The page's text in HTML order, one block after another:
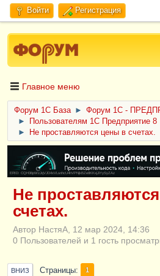
Войти Регистрация
Главное меню
Форум 1C База ►
Форум 1С -
►
Пользователям 1С Предприятие 8
►
Не проставляются цены в счетах.
ERID: CQH36pWzJqVJD4xVLsnhcU4hVPNjkBZe8KKxjJiYySyZAz
Не
счетах.
Автор НастяА, 12 мар 2024, 14:36
0 Пользователей и 1 гость
ВНИЗ Страницы 1